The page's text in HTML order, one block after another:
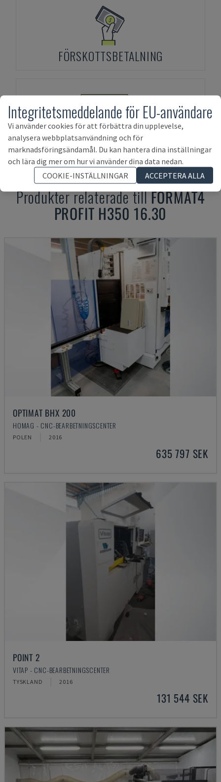
FÖRSKOTTSBETALNING
FINANSIERING AV TILLGÅNGAR
Produkter relaterade tillFORMAT4
PROFIT H350 16.30
OPTIMAT BHX 200
HOMAG - CNC-BEARBETNINGSCENTER
POLEN 2016
635 797 SEK
POINT 2
VITAP - CNC-BEARBETNINGSCENTER
TYSKLAND 2016
131 544 SEK
Integritetsmeddelande för EU-användare
Vi använder cookies för att förbättra din upplevelse,
analysera webbplatsanvändning och för
marknadsföringsändamål. Du kan hantera dina inställningar
och lära dig mer om hur vi använder dina data nedan.
COOKIE-INSTÄLLNINGAR
ACCEPTERA ALLA